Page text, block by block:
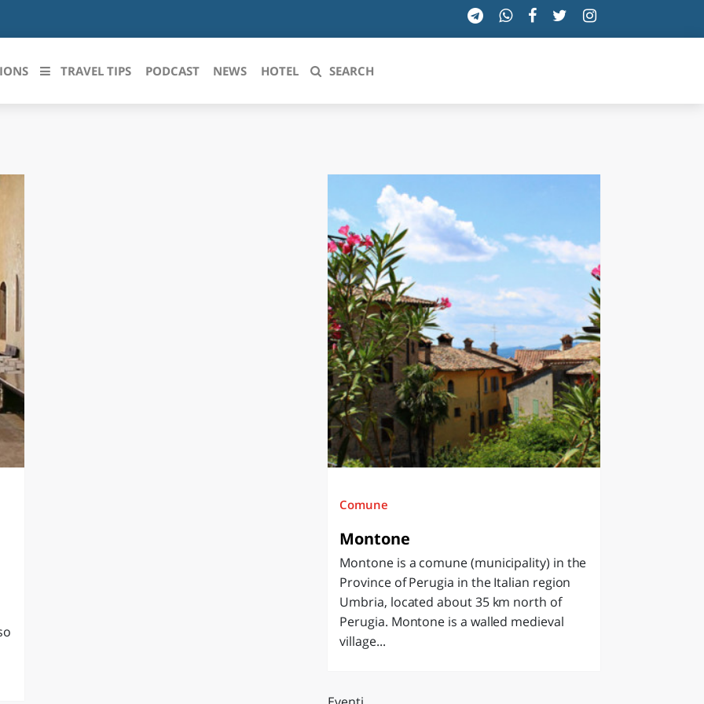
ROMAGNA
VENEZIA GIULIA
TOSCANA
TRENTINO-ALTO ADIGE
UMBRIA
VALLE D'AOSTA
VENETO
TRAVEL TIPS PODCAST NEWS HOTEL SEARCH
Comune
Montone
Montone is a comune (municipality) in the
Province of Perugia in the Italian region
Umbria, located about 35 km north of
Perugia. Montone is a walled medieval
village...